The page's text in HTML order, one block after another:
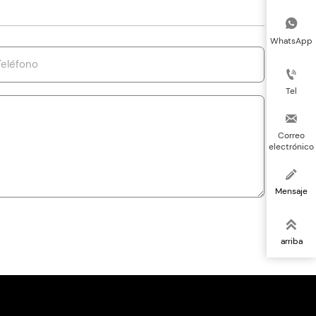

WhatsApp

Tel

Correo
electrónico

Mensaje

arriba